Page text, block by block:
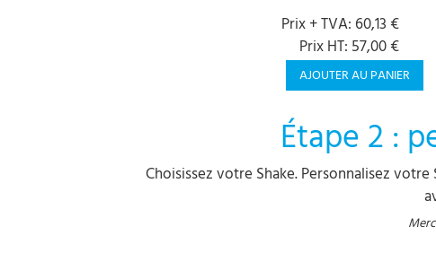
Prix + TVA: 60,13 €
Prix HT: 57,00 €
AJOUTER AU PANIER
Étape 2 :
Choisissez votre Shake. Personnalisez